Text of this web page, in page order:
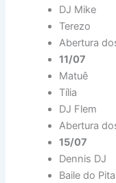
DJ Mike
Terezo
Abertura
11/07
Matuê
Tília
DJ Flem
Abertura
15/07
Dennis DJ
Baile do Pita